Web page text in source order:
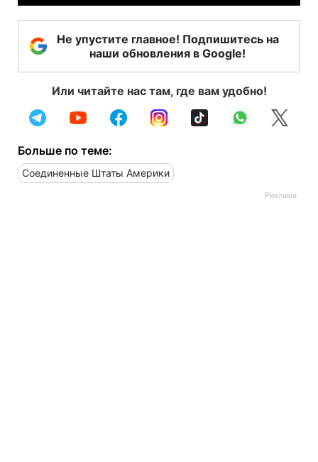
Не упустите главное! Подпишитесь на
наши обновления в Google!
Или читайте нас там, где вам удобно!
Больше по теме:
Соединенные Штаты Америки